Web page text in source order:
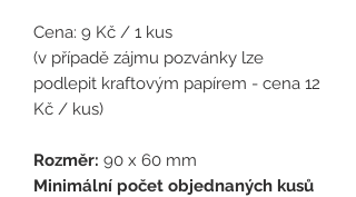
Cena: 9 Kč / 1 kus
(v případě zájmu pozvánky lze
podlepit kraftovým papírem - cena 12
Kč / kus)
Rozměr: 90 x 60 mm
Minimální počet objednaných kusů